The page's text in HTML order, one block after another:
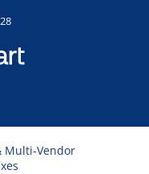
Multi-Vendor